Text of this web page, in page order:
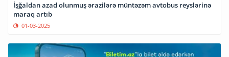
İşğaldan azad olunmuş ərazilərə müntəzəm avtobus reyslərinə
maraq artıb
01-03-2025